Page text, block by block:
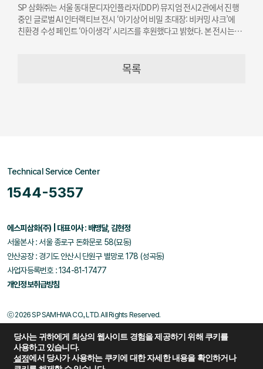
SP 삼화㈜는 서울 동대문디자인플라자(DDP) 뮤지엄 전시2관에서 진행
중인 글로벌 AI 인터랙티브 전시 ‘아기상어 비밀 초대장: 비커밍 샤크’에
친환경 수성 페인트 ‘아이생각’ 시리즈를 후원했다고 밝혔다. 본 전시는
목록
Technical Service Center
1544-5357
에스피삼화(주) | 대표이사 : 배맹달, 김현정
서울본사 : 서울 종로구 돈화문로 58(묘동)
안산공장 : 경기도 안산시 단원구 별망로 178 (성곡동)
사업자등록번호 : 134-81-17477
개인정보취급방침
ⓒ 2026 SP SAMHWA CO., LTD. All Rights Reserved.
당사는 귀하에게 최상의 웹사이트 경험을 제공하기 위해 쿠키를
사용하고 있습니다.
설정에서 당사가 사용하는 쿠키에 대한 자세한 내용을 확인하거나